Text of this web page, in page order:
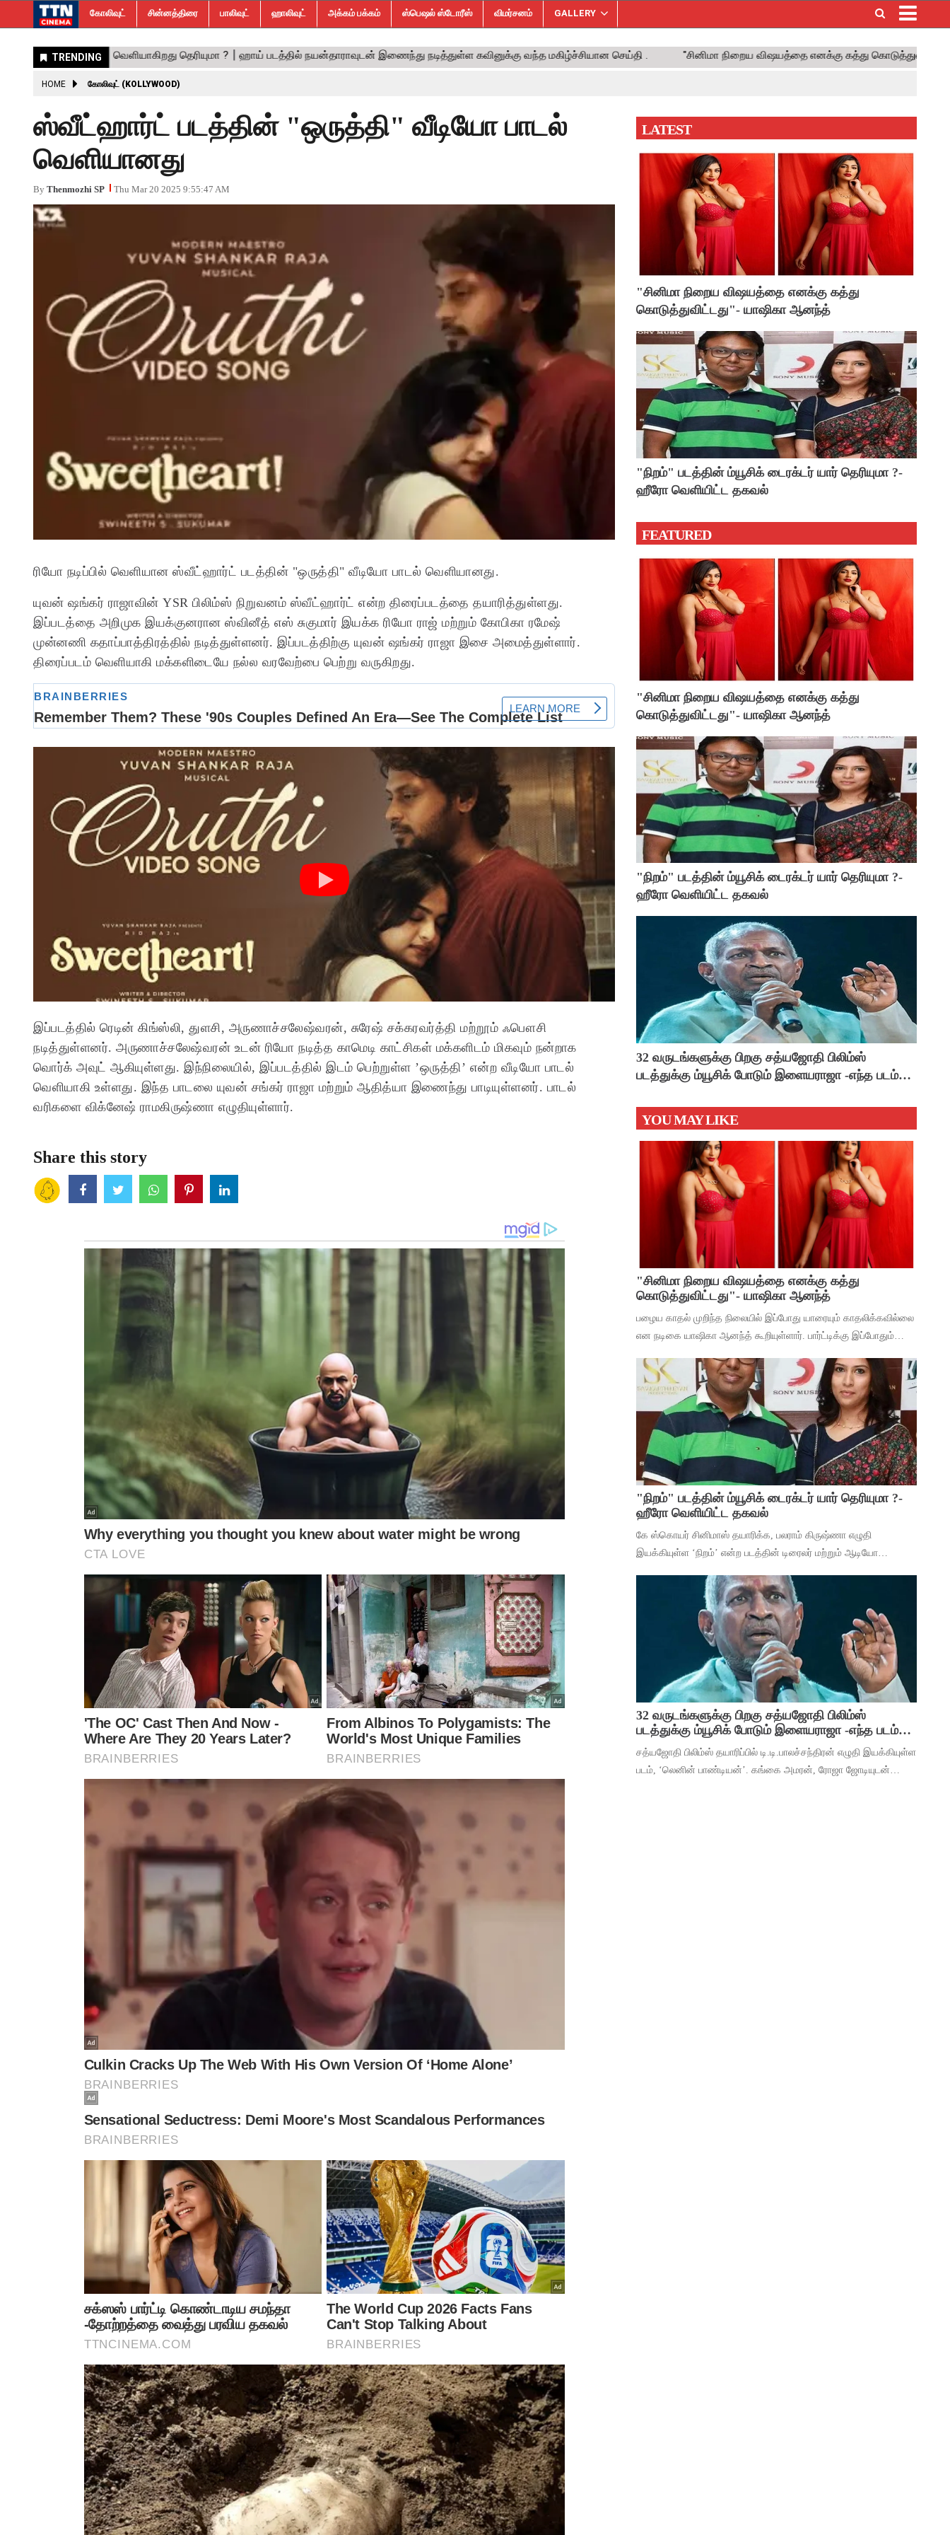
கோலிவுட் சின்னத்திரை பாலிவுட் ஹாலிவுட் அக்கம் பக்கம் ஸ்பெஷல் ஸ்டோரீஸ் விமர்சனம் GALLERY
HOME கோலிவுட் (KOLLYWOOD)
ஸ்வீட்ஹார்ட் படத்தின் "ஒருத்தி" வீடியோ பாடல்
வெளியானது
By Thenmozhi SP Thu Mar 20 2025 9:55:47 AM
ரியோ நடிப்பில் வெளியான ஸ்வீட்ஹார்ட் படத்தின் "ஒருத்தி" வீடியோ பாடல் வெளியானது.
யுவன் ஷங்கர் ராஜாவின் YSR பிலிம்ஸ் நிறுவனம் ஸ்வீட்ஹார்ட் என்ற திரைப்படத்தை தயாரித்துள்ளது.
இப்படத்தை அறிமுக இயக்குனரான ஸ்வினீத் எஸ் சுகுமார் இயக்க ரியோ ராஜ் மற்றும் கோபிகா ரமேஷ்
முன்னணி கதாப்பாத்திரத்தில் நடித்துள்ளனர். இப்படத்திற்கு யுவன் ஷங்கர் ராஜா இசை அமைத்துள்ளார்.
திரைப்படம் வெளியாகி மக்களிடையே நல்ல வரவேற்பை பெற்று வருகிறது.
இப்படத்தில் ரெடின் கிங்ஸ்லி, துளசி, அருணாச்சலேஷ்வரன், சுரேஷ் சக்கரவர்த்தி மற்றூம் ஃபௌசி
நடித்துள்ளனர். அருணாச்சலேஷ்வரன் உடன் ரியோ நடித்த காமெடி காட்சிகள் மக்களிடம் மிகவும் நன்றாக
வொர்க் அவுட் ஆகியுள்ளது. இந்நிலையில், இப்படத்தில் இடம் பெற்றுள்ள ’ஒருத்தி’ என்ற வீடியோ பாடல்
வெளியாகி உள்ளது. இந்த பாடலை யுவன் சங்கர் ராஜா மற்றும் ஆதித்யா இணைந்து பாடியுள்ளனர். பாடல்
வரிகளை விக்னேஷ் ராமகிருஷ்ணா எழுதியுள்ளார்.
Share this story
LATEST
"சினிமா நிறைய விஷயத்தை எனக்கு கத்து
கொடுத்துவிட்டது"- யாஷிகா ஆனந்த்
"நிறம்" படத்தின் ம்யூசிக் டைரக்டர் யார் தெரியுமா ?-
ஹீரோ வெளியிட்ட தகவல்
FEATURED
"சினிமா நிறைய விஷயத்தை எனக்கு கத்து
கொடுத்துவிட்டது"- யாஷிகா ஆனந்த்
"நிறம்" படத்தின் ம்யூசிக் டைரக்டர் யார் தெரியுமா ?-
ஹீரோ வெளியிட்ட தகவல்
32 வருடங்களுக்கு பிறகு சத்யஜோதி பிலிம்ஸ்
படத்துக்கு ம்யூசிக் போடும் இளையராஜா -எந்த படம்
YOU MAY LIKE
"சினிமா நிறைய விஷயத்தை எனக்கு கத்து
கொடுத்துவிட்டது"- யாஷிகா ஆனந்த்
பழைய காதல் முறிந்த நிலையில் இப்போது யாரையும் காதலிக்கவில்லை
என நடிகை யாஷிகா ஆனந்த் கூறியுள்ளார். பார்ட்டிக்கு இப்போதும்
பார்ட்டிக்கும் போகுறது
"நிறம்" படத்தின் ம்யூசிக் டைரக்டர் யார் தெரியுமா ?-
ஹீரோ வெளியிட்ட தகவல்
கே ஸ்கொயர் சினிமாஸ் தயாரிக்க, பலராம் கிருஷ்ணா எழுதி
இயக்கியுள்ள ‘நிறம்’ என்ற படத்தின் டிரைலர் மற்றும் ஆடியோ
பிரவஸ்தி, டான்ஸ் மாஸ்டர் சாய்
32 வருடங்களுக்கு பிறகு சத்யஜோதி பிலிம்ஸ்
படத்துக்கு ம்யூசிக் போடும் இளையராஜா -எந்த படம்
தெரியுமா ?
சத்யஜோதி பிலிம்ஸ் தயாரிப்பில் டி.டி.பாலச்சந்திரன் எழுதி இயக்கியுள்ள
படம், ‘லெனின் பாண்டியன்’. கங்கை அமரன், ரோஜா ஜோடியுடன்